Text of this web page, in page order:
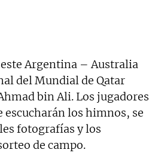
Argentina – Australia
del Mundial de Qatar
bin Ali. Los jugadores
escucharán los himnos, se
fotografías y los
de campo.